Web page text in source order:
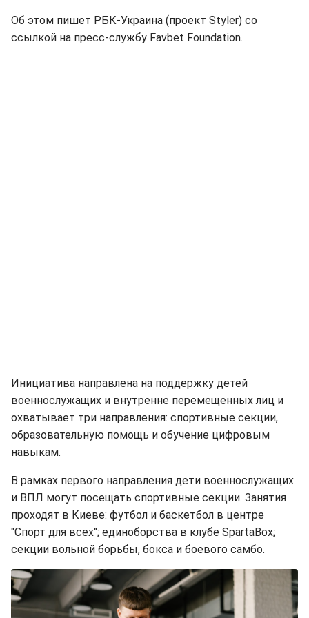
Об этом пишет РБК-Украина (проект Styler) со
ссылкой на пресс-службу Favbet Foundation.
Инициатива направлена на поддержку детей
военнослужащих и внутренне перемещенных лиц и
охватывает три направления: спортивные секции,
образовательную помощь и обучение цифровым
навыкам.
В рамках первого направления дети военнослужащих
и ВПЛ могут посещать спортивные секции. Занятия
проходят в Киеве: футбол и баскетбол в центре
"Спорт для всех"; единоборства в клубе SpartaBox;
секции вольной борьбы, бокса и боевого самбо.